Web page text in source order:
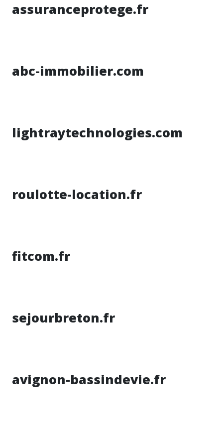
assuranceprotege.fr
abc-immobilier.com
lightraytechnologies.com
roulotte-location.fr
fitcom.fr
sejourbreton.fr
avignon-bassindevie.fr